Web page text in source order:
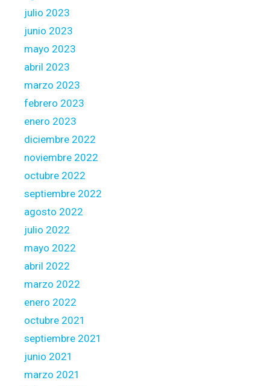
julio 2023
junio 2023
mayo 2023
abril 2023
marzo 2023
febrero 2023
enero 2023
diciembre 2022
noviembre 2022
octubre 2022
septiembre 2022
agosto 2022
julio 2022
mayo 2022
abril 2022
marzo 2022
enero 2022
octubre 2021
septiembre 2021
junio 2021
marzo 2021